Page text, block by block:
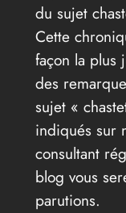
du sujet
Cette
façon la plus
des
sujet «
indiqués sur
consultant
blog vous
parutions.